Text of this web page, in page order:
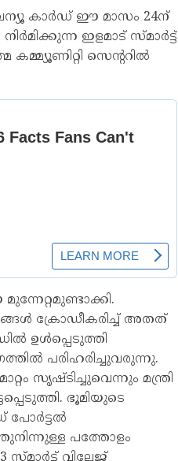
റവന്യൂ കാർഡ് ഈ മാസം 24ന്
ഇളമാട് സ്മാർട്ട്
കമ്മ്യൂണിറ്റി സെന്ററിൽ
ക്രോഡീകരിച്ച് അതത്
ഉൾപ്പെടുത്തി
പരിഹരിച്ചുവരുന്നു.
സൃഷ്ടിച്ചുവെന്നും മന്ത്രി
ഭൂമിയുടെ
പോർട്ടൽ
പത്തോളം
വില്ലേജ്